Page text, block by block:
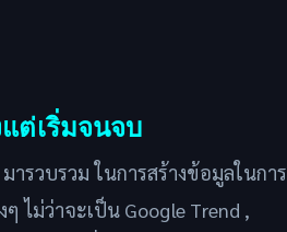
ต่เริ่มจนจบ
ารวบรวม ในการสร้างข้อมูลในการ
ไม่ว่าจะเป็น Google Trend ,